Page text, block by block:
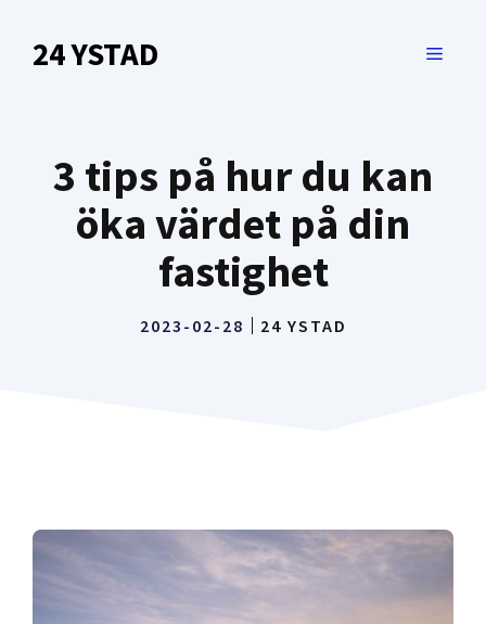
24 YSTAD MENY
3 tips på hur du kan
öka värdet på din
fastighet
2023-02-28 24 YSTAD